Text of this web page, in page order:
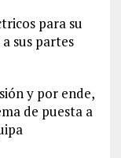
para su
sus partes
y por ende,
de puesta a